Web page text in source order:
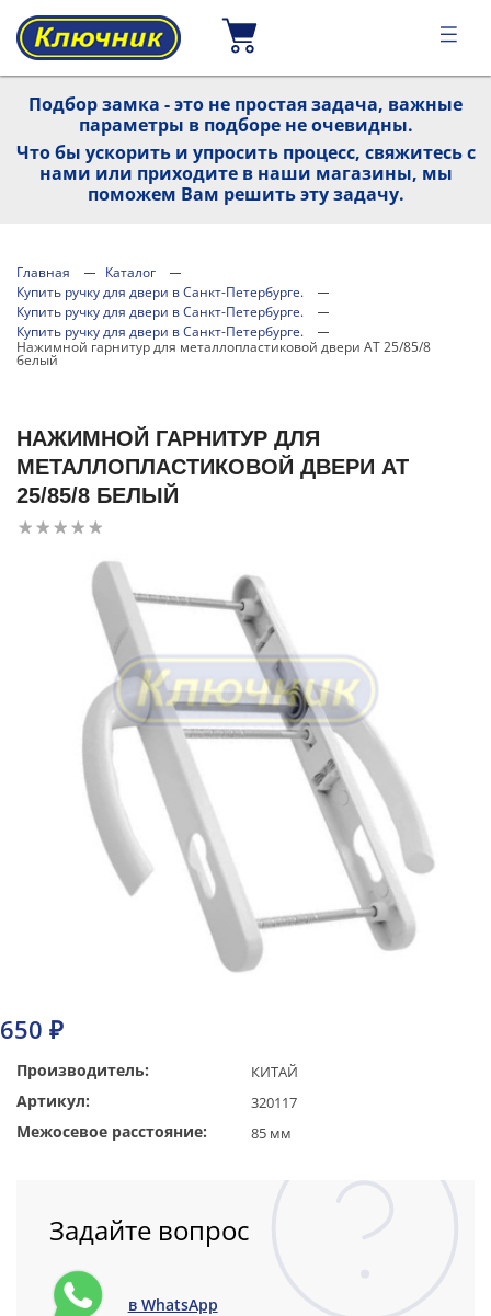
Подбор замка - это не простая задача, важные
параметры в подборе не очевидны.
Что бы ускорить и упросить процесс, свяжитесь с
нами или приходите в наши магазины, мы
поможем Вам решить эту задачу.
Главная
Каталог
Купить ручку для двери в Санкт-Петербурге.
Купить ручку для двери в Санкт-Петербурге.
Купить ручку для двери в Санкт-Петербурге.
Нажимной гарнитур для металлопластиковой двери AT 25/85/8
белый
НАЖИМНОЙ ГАРНИТУР ДЛЯ
МЕТАЛЛОПЛАСТИКОВОЙ ДВЕРИ AT
25/85/8 БЕЛЫЙ
Производитель: КИТАЙ
Артикул: 320117
Межосевое расстояние: 85 мм
650 ₽
Задайте вопрос
в WhatsApp